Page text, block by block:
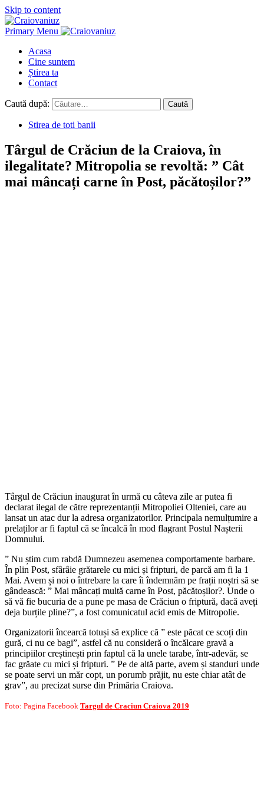
Skip to content
Primary Menu
Acasa
Cine suntem
Știrea ta
Contact
Caută după:
Stirea de toti banii
Târgul de Crăciun de la Craiova, în
ilegalitate? Mitropolia se revoltă: ” Cât
mai mâncați carne în Post, păcătoșilor?”
Târgul de Crăciun inaugurat în urmă cu câteva zile ar putea fi
declarat ilegal de către reprezentanții Mitropoliei Olteniei, care au
lansat un atac dur la adresa organizatorilor. Principala nemulțumire a
prelaților ar fi faptul că se încalcă în mod flagrant Postul Nașterii
Domnului.
” Nu știm cum rabdă Dumnezeu asemenea comportamente barbare.
În plin Post, sfârâie grătarele cu mici și fripturi, de parcă am fi la 1
Mai. Avem și noi o întrebare la care îi îndemnăm pe frații noștri să se
gândească: ” Mai mâncați multă carne în Post, păcătoșilor?. Unde o
să vă fie bucuria de a pune pe masa de Crăciun o friptură, dacă aveți
deja burțile pline?”, a fost comunicatul acid emis de Mitropolie.
Organizatorii încearcă totuși să explice că ” este păcat ce scoți din
gură, ci nu ce bagi”, astfel că nu consideră o încălcare gravă a
principiilor creștinești prin faptul că la unele tarabe, într-adevăr, se
fac grăate cu mici și fripturi. ” Pe de altă parte, avem și standuri unde
se poate servi un măr copt, un porumb prăjit, nu este chiar atât de
grav”, au precizat surse din Primăria Craiova.
Foto: Pagina Facebook Targul de Craciun Craiova 2019